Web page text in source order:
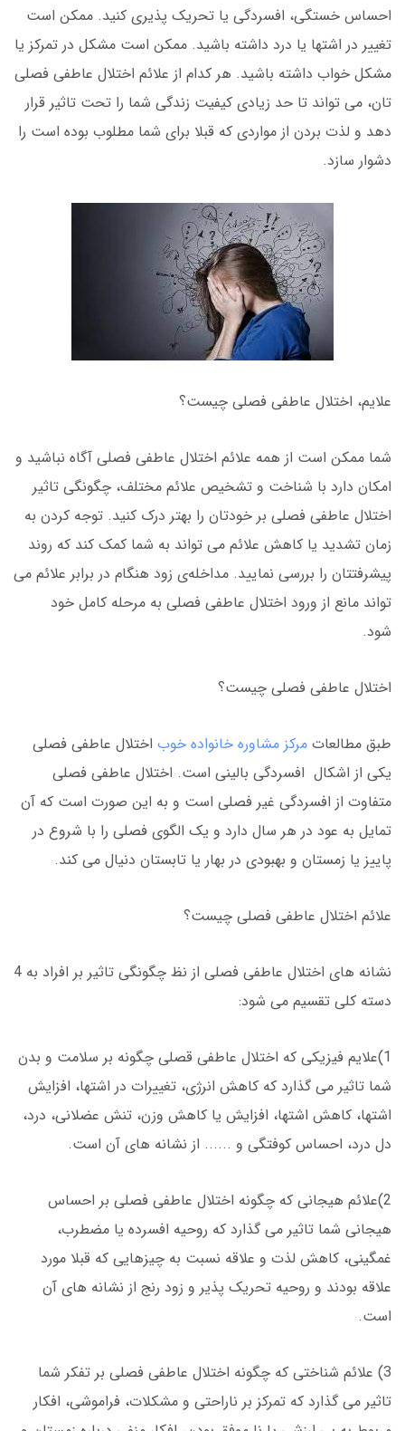
احساس خستگی، افسردگی یا تحریک پذیری کنید. ممکن است
تغییر در اشتها یا درد داشته باشید. ممکن است مشکل در تمرکز یا
مشکل خواب داشته باشید. هر کدام از علائم اختلال عاطفی فصلی
تان، می تواند تا حد زیادی کیفیت زندگی شما را تحت تاثیر قرار
دهد و لذت بردن از مواردی که قبلا برای شما مطلوب بوده است را
دشوار سازد.
علایم، اختلال عاطفی فصلی چیست؟
شما ممکن است از همه علائم اختلال عاطفی فصلی آگاه نباشید و
امکان دارد با شناخت و تشخیص علائم مختلف، چگونگی تاثیر
اختلال عاطفی فصلی بر خودتان را بهتر درک کنید. توجه کردن به
زمان تشدید یا کاهش علائم می تواند به شما کمک کند که روند
پیشرفتتان را بررسی نمایید. مداخله‌ی زود هنگام در برابر علائم می
تواند مانع از ورود اختلال عاطفی فصلی به مرحله کامل خود
شود.
اختلال عاطفی فصلی چیست؟
طبق مطالعات مرکز مشاوره خانواده خوب اختلال عاطفی فصلی
یکی از اشکال افسردگی بالینی است. اختلال عاطفی فصلی
متفاوت از افسردگی غیر فصلی است و به این صورت است که آن
تمایل به عود در هر سال دارد و یک الگوی فصلی را با شروع در
پاییز یا زمستان و بهبودی در بهار یا تابستان دنیال می کند.
علائم اختلال عاطفی فصلی چیست؟
نشانه های اختلال عاطفی فصلی از نظ چگونگی تاثیر بر افراد به 4
دسته کلی تقسیم می شود:
1)علایم فیزیکی که اختلال عاطفی قصلی چگونه بر سلامت و بدن
شما تاثیر می گذارد که کاهش انرژی، تغییرات در اشتها، افزایش
اشتها، کاهش اشتها، افزایش یا کاهش وزن، تنش عضلانی، درد،
دل درد، احساس کوفتگی و ...... از نشانه های آن است.
2)علائم هیجانی که چگونه اختلال عاطفی فصلی بر احساس
هیجانی شما تاثیر می گذارد که روحیه افسرده یا مضطرب،
غمگینی، کاهش لذت و علاقه نسبت به چیزهایی که قبلا مورد
علاقه بودند و روحیه تحریک پذیر و زود رنج از نشانه های آن
است.
3) علائم شناختی که چگونه اختلال عاطفی فصلی بر تفکر شما
تاثیر می گذارد که تمرکز بر ناراحتی و مشکلات، فراموشی، افکار